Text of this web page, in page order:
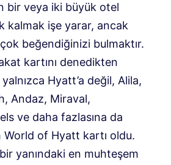
bir veya iki büyük otel
kalmak işe yarar, ancak
beğendiğinizi bulmaktır.
kartını denedikten
Hyatt’a değil, Alila,
Andaz, Miraval,
ve daha fazlasına da
World of Hyatt kartı oldu.
yanındaki en muhteşem